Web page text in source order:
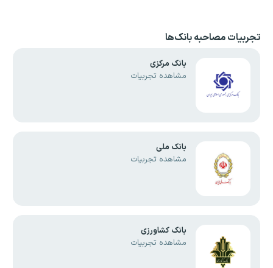
تجربیات مصاحبه بانک‌ها
بانک مرکزی
مشاهده تجربیات
بانک ملی
مشاهده تجربیات
بانک کشاورزی
مشاهده تجربیات